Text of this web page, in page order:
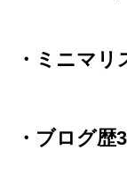
・ミニマ
・ブログ歴